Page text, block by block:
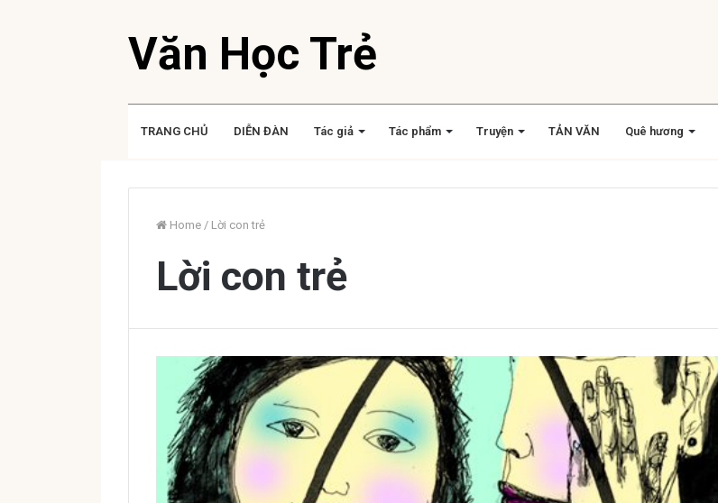
Văn Học Trẻ
TRANG CHỦ DIỄN ĐÀN Tác giả Tác phẩm Truyện TẢN VĂN Quê hương
Home / Lời con trẻ
Lời con trẻ